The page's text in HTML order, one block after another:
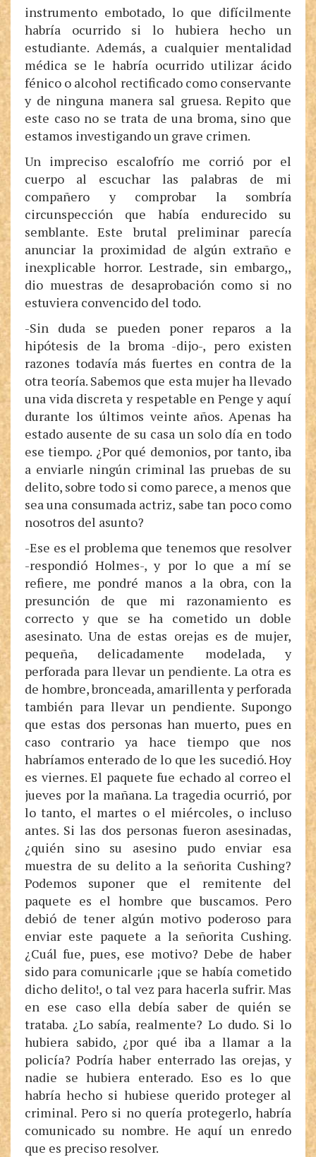
instrumento embotado, lo que difícilmente
habría ocurrido si lo hubiera hecho un
estudiante. Además, a cualquier mentalidad
médica se le habría ocurrido utilizar ácido
fénico o alcohol rectificado como conservante
y de ninguna manera sal gruesa. Repito que
este caso no se trata de una broma, sino que
estamos investigando un grave crimen.
Un impreciso escalofrío me corrió por el
cuerpo al escuchar las palabras de mi
compañero y comprobar la sombría
circunspección que había endurecido su
semblante. Este brutal preliminar parecía
anunciar la proximidad de algún extraño e
inexplicable horror. Lestrade, sin embargo,,
dio muestras de desaprobación como si no
estuviera convencido del todo.
-Sin duda se pueden poner reparos a la
hipótesis de la broma -dijo-, pero existen
razones todavía más fuertes en contra de la
otra teoría. Sabemos que esta mujer ha llevado
una vida discreta y respetable en Penge y aquí
durante los últimos veinte años. Apenas ha
estado ausente de su casa un solo día en todo
ese tiempo. ¿Por qué demonios, por tanto, iba
a enviarle ningún criminal las pruebas de su
delito, sobre todo si como parece, a menos que
sea una consumada actriz, sabe tan poco como
nosotros del asunto?
-Ese es el problema que tenemos que resolver
-respondió Holmes-, y por lo que a mí se
refiere, me pondré manos a la obra, con la
presunción de que mi razonamiento es
correcto y que se ha cometido un doble
asesinato. Una de estas orejas es de mujer,
pequeña, delicadamente modelada, y
perforada para llevar un pendiente. La otra es
de hombre, bronceada, amarillenta y perforada
también para llevar un pendiente. Supongo
que estas dos personas han muerto, pues en
caso contrario ya hace tiempo que nos
habríamos enterado de lo que les sucedió. Hoy
es viernes. El paquete fue echado al correo el
jueves por la mañana. La tragedia ocurrió, por
lo tanto, el martes o el miércoles, o incluso
antes. Si las dos personas fueron asesinadas,
¿quién sino su asesino pudo enviar esa
muestra de su delito a la señorita Cushing?
Podemos suponer que el remitente del
paquete es el hombre que buscamos. Pero
debió de tener algún motivo poderoso para
enviar este paquete a la señorita Cushing.
¿Cuál fue, pues, ese motivo? Debe de haber
sido para comunicarle ¡que se había cometido
dicho delito!, o tal vez para hacerla sufrir. Mas
en ese caso ella debía saber de quién se
trataba. ¿Lo sabía, realmente? Lo dudo. Si lo
hubiera sabido, ¿por qué iba a llamar a la
policía? Podría haber enterrado las orejas, y
nadie se hubiera enterado. Eso es lo que
habría hecho si hubiese querido proteger al
criminal. Pero si no quería protegerlo, habría
comunicado su nombre. He aquí un enredo
que es preciso resolver.